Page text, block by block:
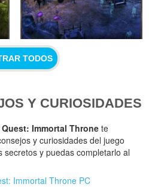
TODOS
Y CURIOSIDADES
Immortal Thronete
y curiosidades del juego
y puedas completarlo al
Immortal Throne PC